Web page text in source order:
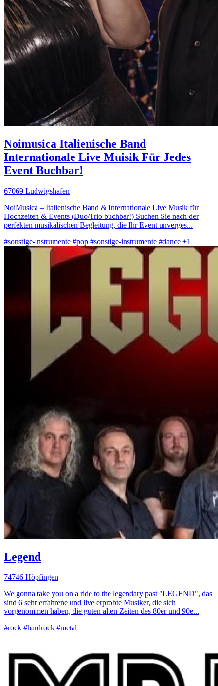
Noimusica Italienische Band
Internationale Live Muisik Für Jedes
Event Buchbar!
67069 Ludwigshafen
NoiMusica – Italienische Band & Internationale Live Musik für
Hochzeiten & Events (Duo/Trio buchbar!) Suchen Sie nach der
perfekten musikalischen Begleitung, die Ihr Event unverges...
#sonstige-instrumente #pop #sonstige-instrumente #dance +1
Legend
74746 Höpfingen
We gonna take you on a ride to the legendary past "LEGEND", das
sind 6 sehr erfahrene und live erprobte Musiker, die sich
vorgenommen haben, die guten alten Zeiten des 80er und 90e...
#rock #hardrock #metal